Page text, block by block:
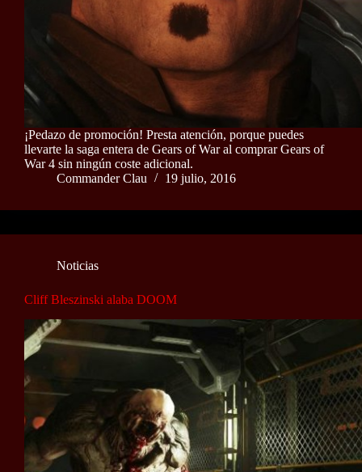
¡Pedazo de promoción! Presta atención, porque puedes
llevarte la saga entera de Gears of War al comprar Gears of
War 4 sin ningún coste adicional.
Commander Clau
19 julio, 2016
Noticias
Cliff Bleszinski alaba DOOM